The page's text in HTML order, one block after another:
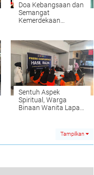
Doa Kebangsaan dan
Semangat
Kemerdekaan
Intan Teguhkan
Persatuan
Sentuh Aspek
Spiritual, Warga
Binaan Wanita Lapas
Tampilkan